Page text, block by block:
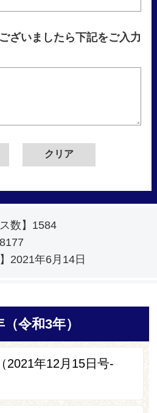
ざいましたら下記をご入力
数】 1584
2021年6月14日
令和3年）
2021年12月15日号-